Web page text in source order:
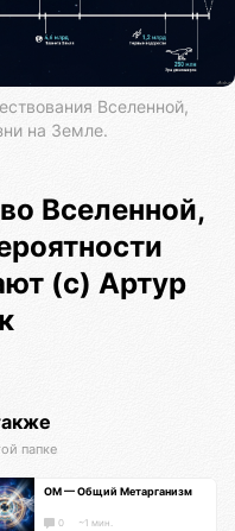
Вселенной,
на Земле.
Вселенной,
(с) Артур
папке
ОМ — Общий Метарганизм
0 ~1 мин.